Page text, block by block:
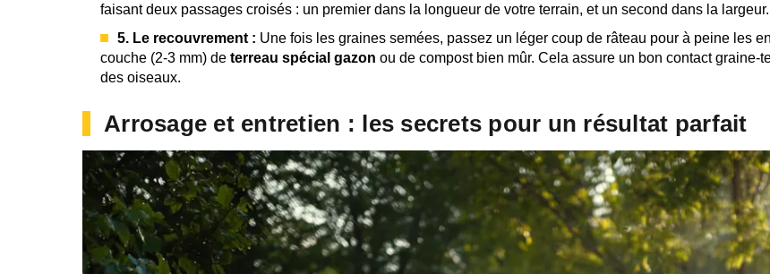
faisant deux passages croisés : un premier dans la longueur de votre terrain, et un second dans la largeur.
5. Le recouvrement : Une fois les graines semées, passez un léger coup de râteau pour à peine les
couche (2-3 mm) de terreau spécial gazon ou de compost bien mûr. Cela assure un bon contact graine-
des oiseaux.
Arrosage et entretien : les secrets pour un résultat parfait